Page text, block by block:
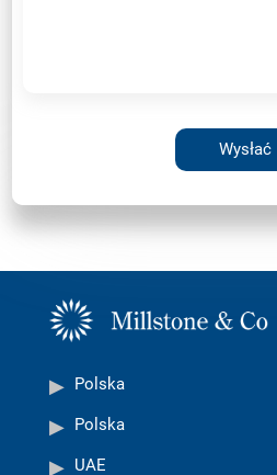
Polska
Polska
UAE